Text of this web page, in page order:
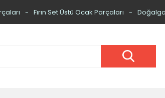
Fırın Set Üstü Ocak Parçaları